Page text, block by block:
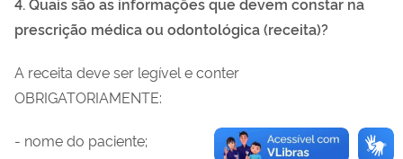
prescrição médica ou odontológica (receita)?
A receita deve ser legível e conter
OBRIGATORIAMENTE:
- nome do paciente;